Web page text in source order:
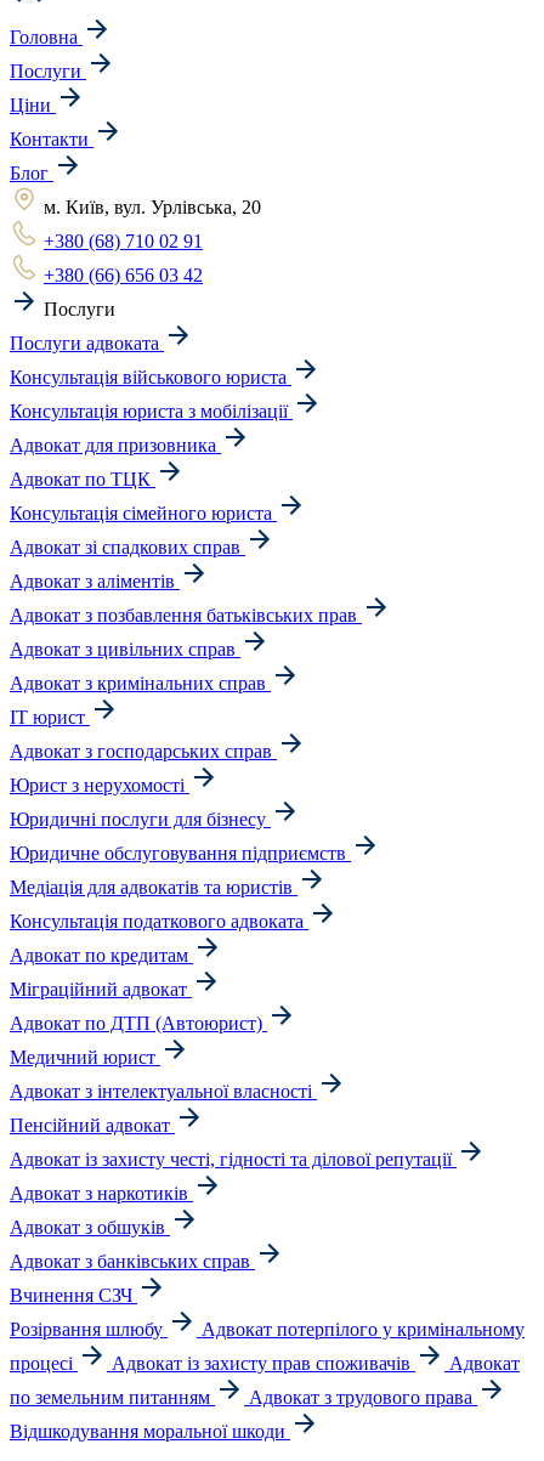
Головна
Послуги
Ціни
Контакти
Блог
м. Київ, вул. Урлівська, 20
+380 (68) 710 02 91
+380 (66) 656 03 42
Послуги
Послуги адвоката
Консультація військового юриста
Консультація юриста з мобілізації
Адвокат для призовника
Адвокат по ТЦК
Консультація сімейного юриста
Адвокат зі спадкових справ
Адвокат з аліментів
Адвокат з позбавлення батьківських прав
Адвокат з цивільних справ
Адвокат з кримінальних справ
IT юрист
Адвокат з господарських справ
Юрист з нерухомості
Юридичні послуги для бізнесу
Юридичне обслуговування підприємств
Медіація для адвокатів та юристів
Консультація податкового адвоката
Адвокат по кредитам
Міграційний адвокат
Адвокат по ДТП (Автоюрист)
Медичний юрист
Адвокат з інтелектуальної власності
Пенсійний адвокат
Адвокат із захисту честі, гідності та ділової репутації
Адвокат з наркотиків
Адвокат з обшуків
Адвокат з банківських справ
Вчинення СЗЧ
Розірвання шлюбу
Адвокат потерпілого у кримінальному
процесі
Адвокат із захисту прав споживачів
Адвокат
по земельним питанням
Адвокат з трудового права
Відшкодування моральної шкоди